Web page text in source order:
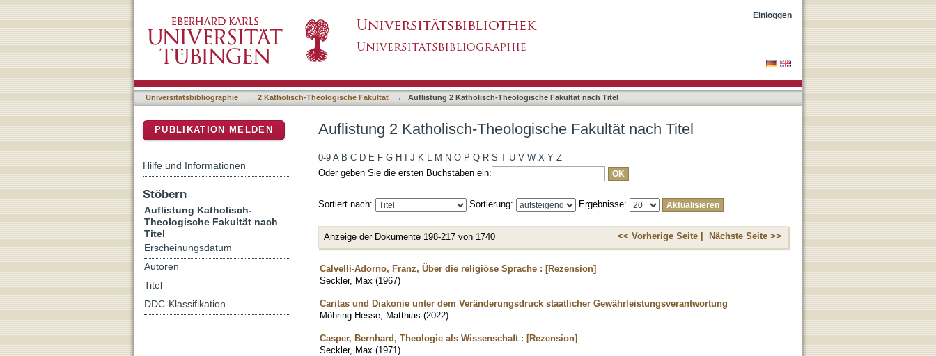
Einloggen
Universitätsbibliographie → 2 Katholisch-Theologische Fakultät → Auflistung 2 Katholisch-Theologische Fakultät nach Titel
Auflistung 2 Katholisch-Theologische Fakultät nach Titel
0-9 A B C D E F G H J K L M N O P Q R S T U V W X Y Z
Oder geben Sie die ersten Buchstaben ein:
Sortiert nach: Sortierung: Ergebnisse:
Anzeige der Dokumente 198-217 von 1740 << Vorherige Seite | Nächste Seite >>
Calvelli-Adorno, Franz, Über die religiöse Sprache : [Rezension]
Seckler, Max (1967)
Caritas und Diakonie unter dem Veränderungsdruck staatlicher Gewährleistungsverantwortung
Möhring-Hesse, Matthias (2022)
Casper, Bernhard, Theologie als Wissenschaft : [Rezension]
Seckler, Max (1971)
PUBLIKATION MELDEN
Hilfe und Informationen
Stöbern
Auflistung Katholisch-
Theologische Fakultät nach
Titel
Erscheinungsdatum
Autoren
Titel
DDC-Klassifikation